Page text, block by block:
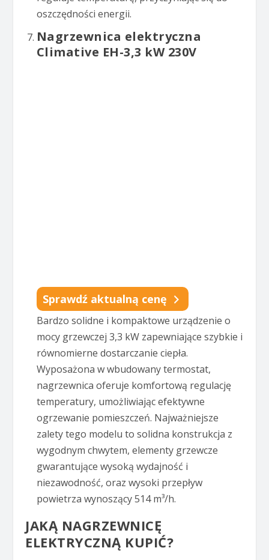
oszczędności energii.
Nagrzewnica elektryczna
Climative EH-3,3 kW 230V
Sprawdź aktualną cenę
Bardzo solidne i kompaktowe urządzenie o
mocy grzewczej 3,3 kW zapewniające szybkie i
równomierne dostarczanie ciepła.
Wyposażona w wbudowany termostat,
nagrzewnica oferuje komfortową regulację
temperatury, umożliwiając efektywne
ogrzewanie pomieszczeń. Najważniejsze
zalety tego modelu to solidna konstrukcja z
wygodnym chwytem, elementy grzewcze
gwarantujące wysoką wydajność i
niezawodność, oraz wysoki przepływ
powietrza wynoszący 514 m³/h.
JAKĄ NAGRZEWNICĘ
ELEKTRYCZNĄ KUPIĆ?